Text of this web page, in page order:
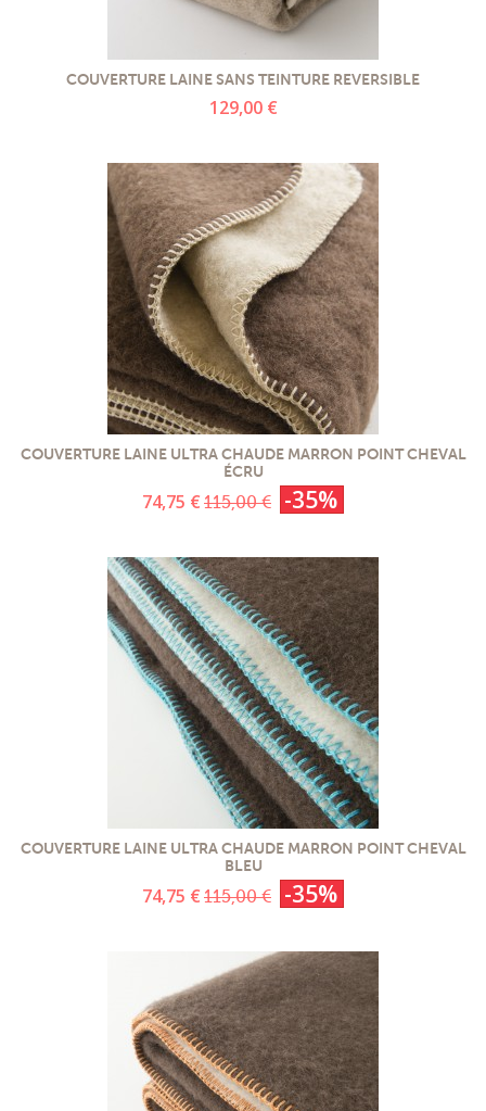
COUVERTURE LAINE SANS TEINTURE REVERSIBLE
129,00 €
COUVERTURE LAINE ULTRA CHAUDE MARRON POINT CHEVAL
ÉCRU
74,75 € 115,00 € -35%
COUVERTURE LAINE ULTRA CHAUDE MARRON POINT CHEVAL
BLEU
74,75 € 115,00 € -35%